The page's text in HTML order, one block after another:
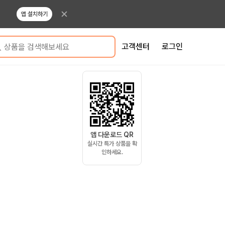
앱 설치하기
상품을 검색해보세요 고객센터 로그인
앱 다운로드 QR
실시간 특가 상품을 확
인하세요.